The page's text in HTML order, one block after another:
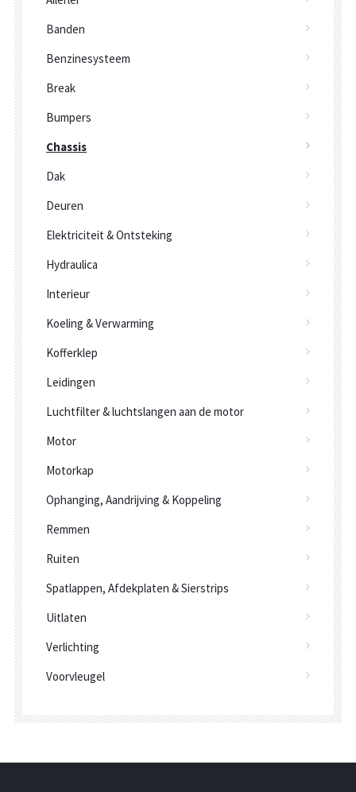
Banden
Benzinesysteem
Break
Bumpers
Chassis
Dak
Deuren
Elektriciteit & Ontsteking
Hydraulica
Interieur
Koeling & Verwarming
Kofferklep
Leidingen
Luchtfilter & luchtslangen aan de motor
Motor
Motorkap
Ophanging, Aandrijving & Koppeling
Remmen
Ruiten
Spatlappen, Afdekplaten & Sierstrips
Uitlaten
Verlichting
Voorvleugel